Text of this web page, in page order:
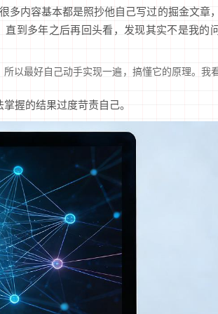
内容基本都是照抄他自己写过的掘金文章，
到多年之后再回头看，发现其实不是我的
以最好自己动手实现一遍，搞懂它的原理。我
握的结果过度苛责自己。